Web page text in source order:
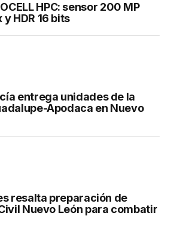
HPC: sensor 200 MP
y HDR 16 bits
entrega unidades de la
Apodaca en Nuevo
resalta preparación de
Nuevo León para combatir